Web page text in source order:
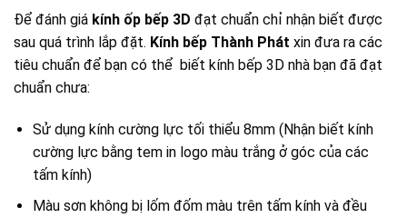
Để đánh giá kính ốp bếp 3D đạt chuẩn chỉ nhận biết được
sau quá trình lắp đặt. Kính bếp Thành Phát xin đưa ra các
tiêu chuẩn để bạn có thể biết kính bếp 3D nhà bạn đã đạt
chuẩn chưa:
Sử dụng kính cường lực tối thiểu 8mm (Nhận biết kính
cường lực bằng tem in logo màu trắng ở góc của các
tấm kính)
Màu sơn không bị lốm đốm màu trên tấm kính và đều